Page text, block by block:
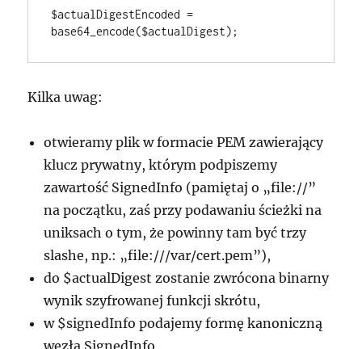
$actualDigestEncoded =
base64_encode($actualDigest);
Kilka uwag:
otwieramy plik w formacie PEM zawierający
klucz prywatny, którym podpiszemy
zawartość SignedInfo (pamiętaj o „file://”
na początku, zaś przy podawaniu ścieżki na
uniksach o tym, że powinny tam być trzy
slashe, np.: „file:///var/cert.pem”),
do $actualDigest zostanie zwrócona binarny
wynik szyfrowanej funkcji skrótu,
w $signedInfo podajemy formę kanoniczną